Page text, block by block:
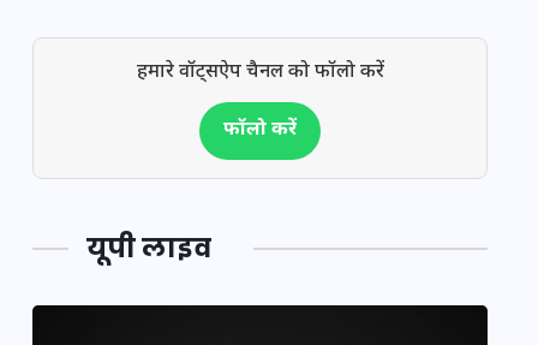
हमारे वॉट्सऐप चैनल को फॉलो करें
फॉलो करें
यूपी लाइव